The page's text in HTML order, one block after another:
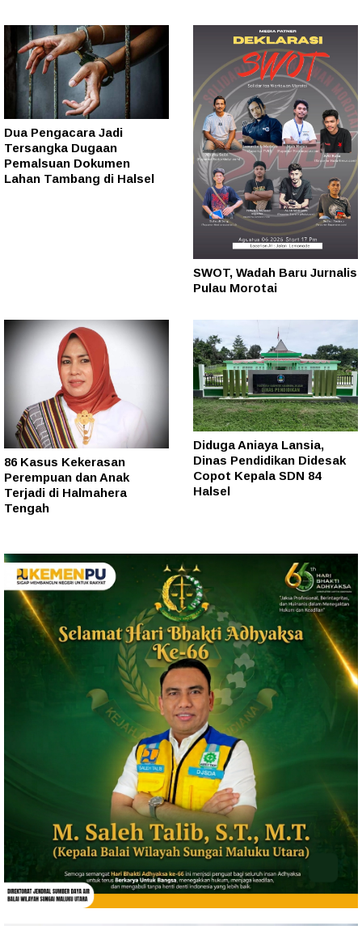
Dua Pengacara Jadi
Tersangka Dugaan
Pemalsuan Dokumen
Lahan Tambang di Halsel
SWOT, Wadah Baru Jurnalis
Pulau Morotai
86 Kasus Kekerasan
Perempuan dan Anak
Terjadi di Halmahera
Tengah
Diduga Aniaya Lansia,
Dinas Pendidikan Didesak
Copot Kepala SDN 84
Halsel